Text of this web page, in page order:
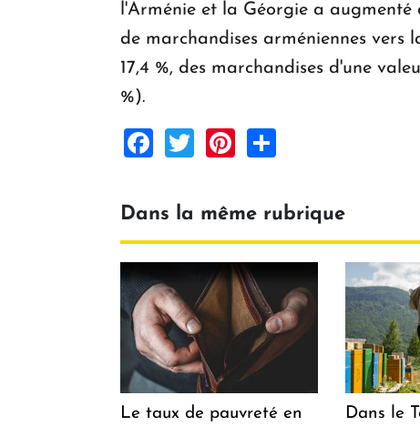
l'Arménie et la Géorgie a
de marchandises arméniennes vers
17,4 %, des marchandises d'une
%).
Facebook
TwitterPinterest
Dans la même rubrique
Le taux de pauvreté en
Dans le